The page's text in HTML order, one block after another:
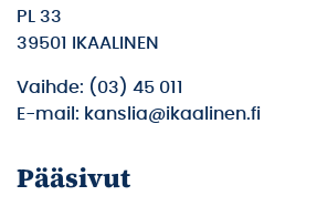
PL 33
39501 IKAALINEN
Vaihde: (03) 45 011
E-mail: kanslia@ikaalinen.fi
Pääsivut